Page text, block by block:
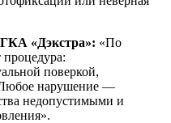
«Дэкстра»: «По
поверкой,
Любое нарушение —
недопустимыми и